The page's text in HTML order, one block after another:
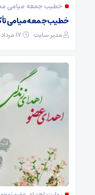
خطیب جمعه میامی
خطیب جمعه میامی
مدیر سایت